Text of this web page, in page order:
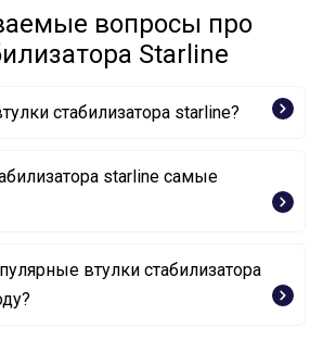
вопросы про
Starline
стабилизатора starline?
starline самые
40.14.752 STARLINE
втулки стабилизатора